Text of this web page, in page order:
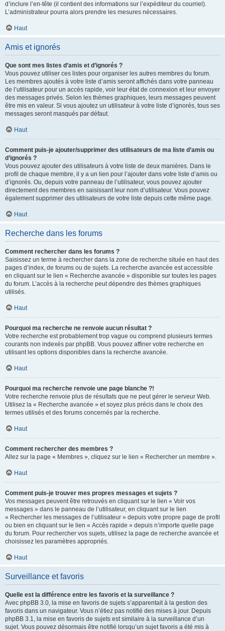
d’inclure l’en-tête (il contient des informations sur l’expéditeur du courriel).
L’administrateur pourra alors prendre les mesures nécessaires.
Haut
Amis et ignorés
Que sont mes listes d’amis et d’ignorés ?
Vous pouvez utiliser ces listes pour organiser les autres membres du forum.
Les membres ajoutés à votre liste d’amis seront affichés dans votre panneau
de l’utilisateur pour un accès rapide, voir leur état de connexion et leur envoyer
des messages privés. Selon les thèmes graphiques, leurs messages peuvent
être mis en valeur. Si vous ajoutez un utilisateur à votre liste d’ignorés, tous ses
messages seront masqués par défaut.
Haut
Comment puis-je ajouter/supprimer des utilisateurs de ma liste d’amis ou
d’ignorés ?
Vous pouvez ajouter des utilisateurs à votre liste de deux manières. Dans le
profil de chaque membre, il y a un lien pour l’ajouter dans votre liste d’amis ou
d’ignorés. Ou, depuis votre panneau de l’utilisateur, vous pouvez ajouter
directement des membres en saisissant leur nom d’utilisateur. Vous pouvez
également supprimer des utilisateurs de votre liste depuis cette même page.
Haut
Recherche dans les forums
Comment rechercher dans les forums ?
Saisissez un terme à rechercher dans la zone de recherche située en haut des
pages d’index, de forums ou de sujets. La recherche avancée est accessible
en cliquant sur le lien « Recherche avancée » disponible sur toutes les pages
du forum. L’accès à la recherche peut dépendre des thèmes graphiques
utilisés.
Haut
Pourquoi ma recherche ne renvoie aucun résultat ?
Votre recherche est probablement trop vague ou comprend plusieurs termes
courants non indexés par phpBB. Vous pouvez affiner votre recherche en
utilisant les options disponibles dans la recherche avancée.
Haut
Pourquoi ma recherche renvoie une page blanche ?!
Votre recherche renvoie plus de résultats que ne peut gérer le serveur Web.
Utilisez la « Recherche avancée » et soyez plus précis dans le choix des
termes utilisés et des forums concernés par la recherche.
Haut
Comment rechercher des membres ?
Allez sur la page « Membres », cliquez sur le lien « Rechercher un membre ».
Haut
Comment puis-je trouver mes propres messages et sujets ?
Vos messages peuvent être retrouvés en cliquant sur le lien « Voir vos
messages » dans le panneau de l’utilisateur, en cliquant sur le lien
« Rechercher les messages de l’utilisateur » depuis votre propre page de profil
ou bien en cliquant sur le lien « Accès rapide » depuis n’importe quelle page
du forum. Pour rechercher vos sujets, utilisez la page de recherche avancée et
choisissez les paramètres appropriés.
Haut
Surveillance et favoris
Quelle est la différence entre les favoris et la surveillance ?
Avec phpBB 3.0, la mise en favoris de sujets s’apparentait à la gestion des
favoris dans un navigateur. Vous n’étiez pas notifié des mises à jour. Depuis
phpBB 3.1, la mise en favoris de sujets est similaire à la surveillance d’un
sujet. Vous pouvez désormais être notifié lorsqu’un sujet favoris a été mis à